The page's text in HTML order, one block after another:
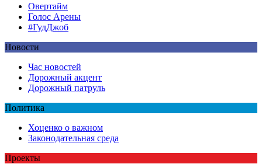
Овертайм
Голос Арены
#ГудДжоб
Новости
Час новостей
Дорожный акцент
Дорожный патруль
Политика
Хоценко о важном
Законодательная среда
Проекты